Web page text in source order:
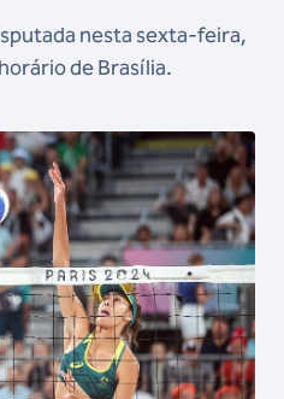
nesta sexta-feira,
de Brasília.